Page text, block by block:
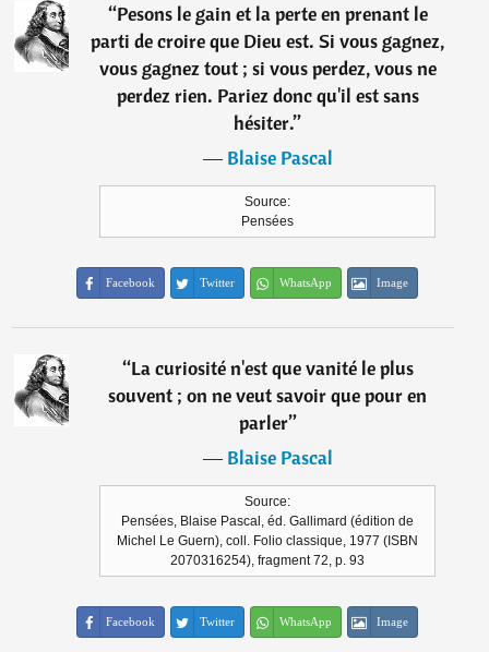
“Pesons le gain et la perte en prenant le
parti de croire que Dieu est. Si vous gagnez,
vous gagnez tout ; si vous perdez, vous ne
perdez rien. Pariez donc qu'il est sans
hésiter.”
―Blaise Pascal
Source:
Pensées
Facebook Twitter WhatsApp Image
“La curiosité n'est que vanité le plus
souvent ; on ne veut savoir que pour en
parler”
―Blaise Pascal
Source:
Pensées, Blaise Pascal, éd. Gallimard (édition de
Michel Le Guern), coll. Folio classique, 1977 (ISBN
2070316254), fragment 72, p. 93
Facebook Twitter WhatsApp Image